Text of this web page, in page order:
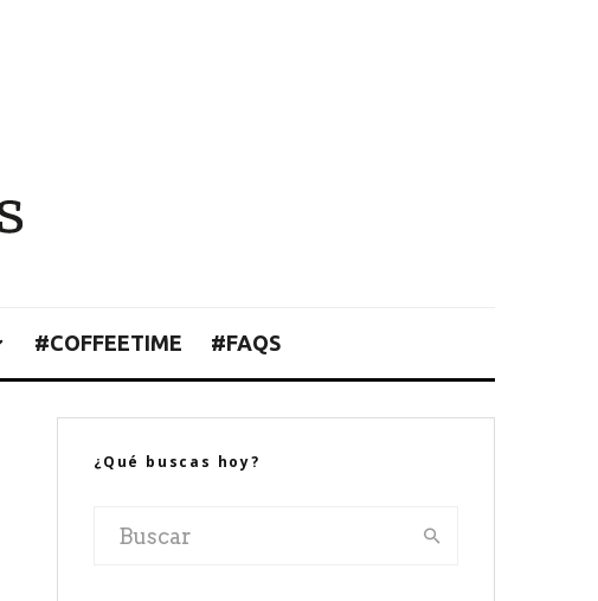
#COFFEETIME #FAQS
¿Qué buscas hoy?